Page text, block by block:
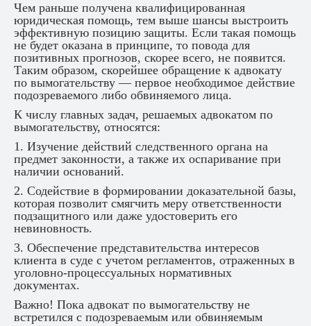
Чем раньше получена квалифицированная
юридическая помощь, тем выше шансы выстроить
эффективную позицию защиты. Если такая помощь
не будет оказана в принципе, то повода для
позитивных прогнозов, скорее всего, не появится.
Таким образом, скорейшее обращение к адвокату
по вымогательству — первое необходимое действие
подозреваемого либо обвиняемого лица.
К числу главных задач, решаемых адвокатом по
вымогательству, относятся:
1. Изучение действий следственного органа на
предмет законности, а также их оспаривание при
наличии оснований.
2. Содействие в формировании доказательной базы,
которая позволит смягчить меру ответственности
подзащитного или даже удостоверить его
невиновность.
3. Обеспечение представительства интересов
клиента в суде с учетом регламентов, отраженных в
уголовно-процессуальных нормативных
документах.
Важно! Пока адвокат по вымогательству не
встретился с подозреваемым или обвиняемым